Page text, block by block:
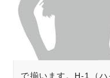
で揃います。H-1（